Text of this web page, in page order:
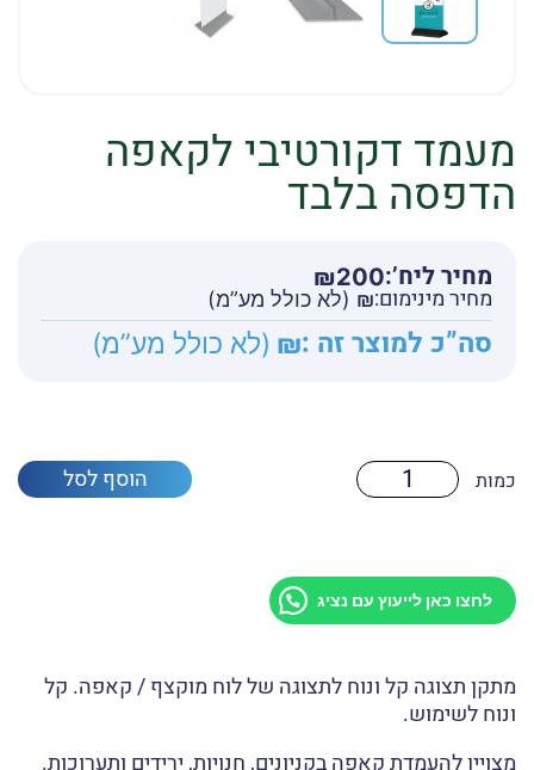
מעמד דקורטיבי לקאפה
הדפסה בלבד
מחיר ליח’: ₪200
מחיר מינימום:₪ (לא כולל מע”מ)
סה”כ למוצר זה :₪ (לא כולל מע”מ)
כמות
של
מעמד
בלבד
הוסף לסל
לחצו כאן לייעוץ עם נציג
מתקן תצוגה קל ונוח לתצוגה של לוח מוקצף / קאפה. קל
ונוח לשימוש.
מצויין להעמדת קאפה בקניונים, חנויות, ירידים ותערוכות.